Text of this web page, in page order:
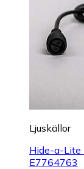
Ljuskällor
Hide-a-Lite
E7764763